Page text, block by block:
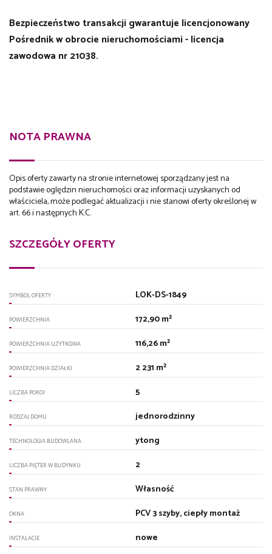
Bezpieczeństwo transakcji gwarantuje licencjonowany
Pośrednik w obrocie nieruchomościami - licencja
zawodowa nr 21038.
NOTA PRAWNA
Opis oferty zawarty na stronie internetowej sporządzany jest na
podstawie oględzin nieruchomości oraz informacji uzyskanych od
właściciela, może podlegać aktualizacji i nie stanowi oferty określonej w
art. 66 i następnych K.C.
SZCZEGÓŁY OFERTY
SYMBOL OFERTY LOK-DS-1849
POWIERZCHNIA 172,90 m²
POWIERZCHNIA UŻYTKOWA 116,26 m²
POWIERZCHNIA DZIAŁKI 2 231 m²
LICZBA POKOI 5
RODZAJ DOMU jednorodzinny
TECHNOLOGIA BUDOWLANA ytong
LICZBA PIĘTER W BUDYNKU 2
STAN PRAWNY Własność
OKNA PCV 3 szyby, ciepły montaż
INSTALACJE nowe